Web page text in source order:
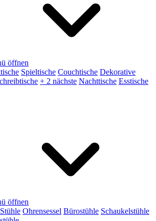
öffnen
Spieltische Couchtische Dekorative
+ 2 nächste Nachttische Esstische
öffnen
Ohrensessel Bürostühle Schaukelstühle